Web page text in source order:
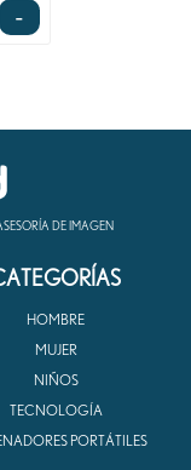
-
DE IMAGEN
HOMBRE
MUJER
NIÑOS
TECNOLOGÍA
PORTÁTILES